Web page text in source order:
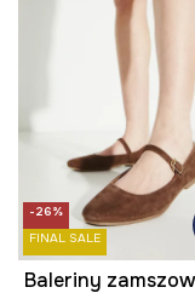
-26%
FINAL SALE